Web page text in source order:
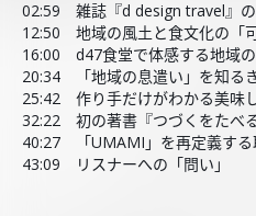
02:59 雑誌『d design travel』
12:50 地域の風土と食文化の「可
16:00 d47食堂で体感する地域
20:34 「地域の息遣い」を知る
25:42 作り手だけがわかる美味
32:22 初の著書『つづくをたべる
40:27 「UMAMI」を再定義す
43:09 リスナーへの「問い」